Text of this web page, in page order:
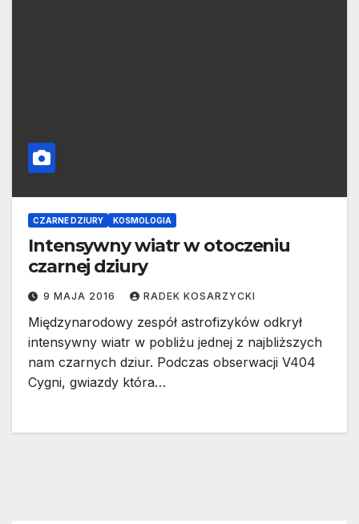
CZARNE DZIURY KOSMOLOGIA
Intensywny wiatr w otoczeniu
czarnej dziury
9 MAJA 2016 RADEK KOSARZYCKI
Międzynarodowy zespół astrofizyków odkrył
intensywny wiatr w pobliżu jednej z najbliższych
nam czarnych dziur. Podczas obserwacji V404
Cygni, gwiazdy która…